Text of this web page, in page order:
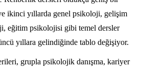
ikinci yıllarda genel psikoloji, gelişim
eğitim psikolojisi gibi temel dersler
yıllara gelindiğinde tablo değişiyor.
grupla psikolojik danışma, kariyer